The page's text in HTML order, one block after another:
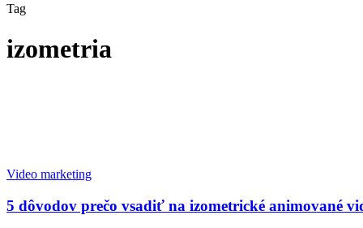
Tag
izometria
Video marketing
5 dôvodov prečo vsadiť na izometrické animované